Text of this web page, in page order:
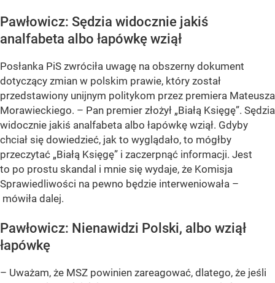
Pawłowicz: Sędzia widocznie jakiś
analfabeta albo łapówkę wziął
Posłanka PiS zwróciła uwagę na obszerny dokument
dotyczący zmian w polskim prawie, który został
przedstawiony unijnym politykom przez premiera Mateusza
Morawieckiego. – Pan premier złożył „Białą Księgę”. Sędzia
widocznie jakiś analfabeta albo łapówkę wziął. Gdyby
chciał się dowiedzieć, jak to wyglądało, to mógłby
przeczytać „Białą Księgę” i zaczerpnąć informacji. Jest
to po prostu skandal i mnie się wydaje, że Komisja
Sprawiedliwości na pewno będzie interweniowała –
mówiła dalej.
Pawłowicz: Nienawidzi Polski, albo wziął
łapówkę
– Uważam, że MSZ powinien zareagować, dlatego, że jeśli